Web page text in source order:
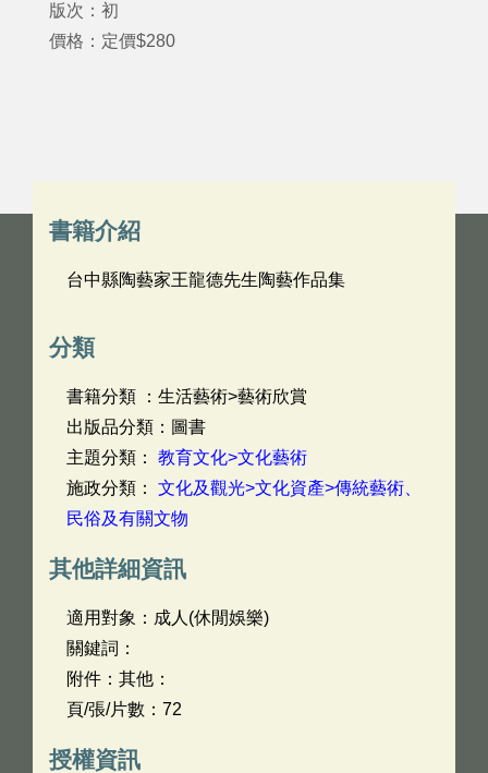
版次：初
價格：定價$280
書籍介紹
台中縣陶藝家王龍德先生陶藝作品集
分類
書籍分類 ：生活藝術>藝術欣賞
出版品分類：圖書
主題分類： 教育文化>文化藝術
施政分類： 文化及觀光>文化資產>傳統藝術、
民俗及有關文物
其他詳細資訊
適用對象：成人(休閒娛樂)
關鍵詞：
附件：其他：
頁/張/片數：72
授權資訊